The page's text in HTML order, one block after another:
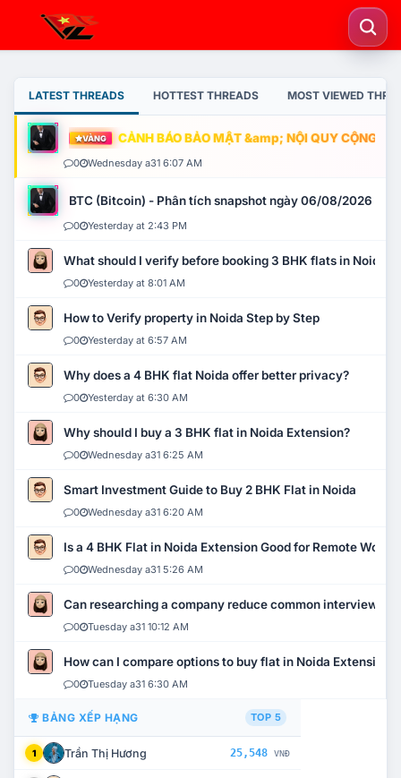
LATEST THREADS HOTTEST THREADS MOST VIEWED
VÀNG CẢNH BÁO BẢO MẬT &amp; NỘI QUY CỘNG
0 Wednesday a31 6:07 AM
BTC (Bitcoin) - Phân tích snapshot ngày 06/08/2026
0 Yesterday at 2:43 PM
What should I verify before booking 3 BHK flats in Noida?
0 Yesterday at 8:01 AM
How to Verify property in Noida Step by Step
0 Yesterday at 6:57 AM
Why does a 4 BHK flat Noida offer better privacy?
0 Yesterday at 6:30 AM
Why should I buy a 3 BHK flat in Noida Extension?
0 Wednesday a31 6:25 AM
Smart Investment Guide to Buy 2 BHK Flat in Noida
0 Wednesday a31 6:20 AM
Is a 4 BHK Flat in Noida Extension Good for Remote Work?
0 Wednesday a31 5:26 AM
Can researching a company reduce common interview
0 Tuesday a31 10:12 AM
How can I compare options to buy flat in Noida Extension?
0 Tuesday a31 6:30 AM
BẢNG XẾP HẠNG TOP 5
1 Trần Thị Hương 25,548 VNĐ